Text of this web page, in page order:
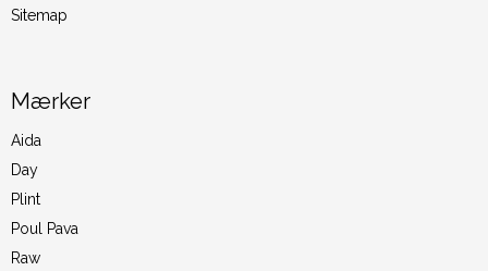
Sitemap
Mærker
Aida
Day
Plint
Poul Pava
Raw